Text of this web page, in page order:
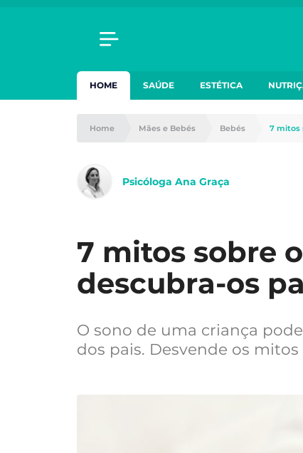
HOME SAÚDE ESTÉTICA
Home Mães e Bebés Bebés 7 mitos
Psicóloga Ana Graça
7 mitos sobre
descubra-os
O sono de uma criança
dos pais. Desvende os